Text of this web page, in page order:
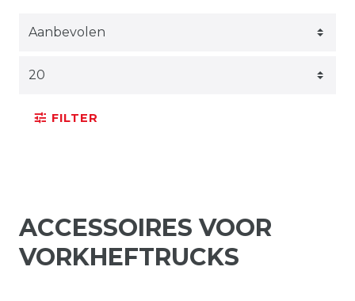
FILTER
ACCESSOIRES VOOR
VORKHEFTRUCKS